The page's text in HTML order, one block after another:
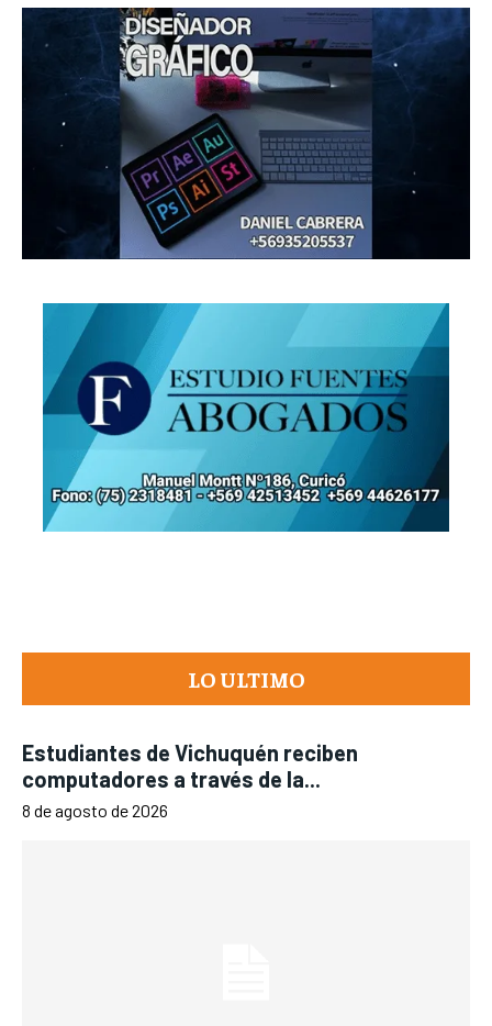
LO ULTIMO
Estudiantes de Vichuquén reciben
computadores a través de la...
8 de agosto de 2026